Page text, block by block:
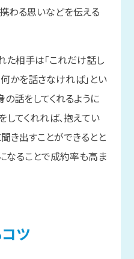
わる思いなどを伝える
た相手は「これだけ話し
かを話さなければ」とい
話をしてくれるように
してくれれば、抱えてい
き出すことができるとと
なることで成約率も高ま
コツ